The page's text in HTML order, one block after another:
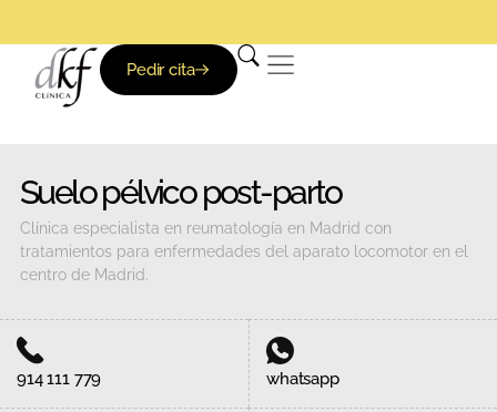
Pedir cita
Suelo pélvico post-parto
Clínica especialista en reumatología en Madrid con
tratamientos para enfermedades del aparato locomotor en el
centro de Madrid.
914 111 779 whatsapp